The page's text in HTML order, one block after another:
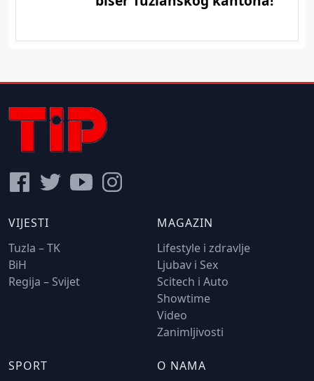
VIJESTI
Tuzla – TK
BiH
Regija – Svijet
MAGAZIN
Lifestyle i zdravlje
Ljubav i Sex
Scitech i Auto
Showtime
Video
Zanimljivosti
SPORT O NAMA